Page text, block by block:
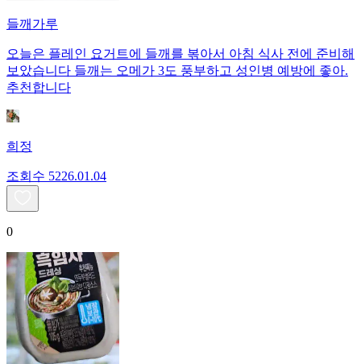
들깨가루
오늘은 플레인 요거트에 들깨를 볶아서 아침 식사 전에 준비해
보았습니다 들깨는 오메가 3도 풍부하고 성인병 예방에 좋아.
추천합니다
희정
조회수 5226.01.04
0